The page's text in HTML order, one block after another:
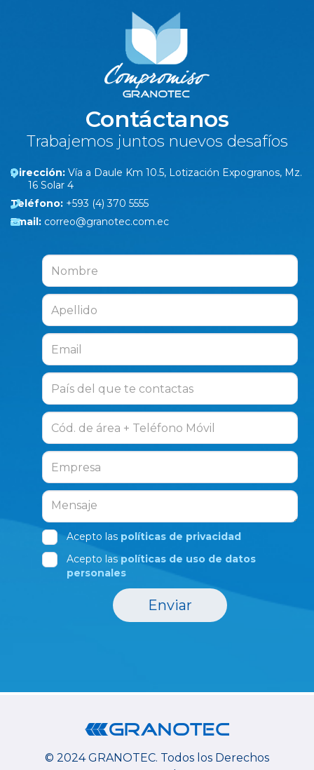
Contáctanos
Trabajemos juntos nuevos desafíos
Dirección: Vía a Daule Km 10.5, Lotización Expogranos, Mz.
16 Solar 4
Teléfono: +593 (4) 370 5555
Email: correo@granotec.com.ec
Acepto las políticas de privacidad
Acepto las políticas de uso de datos
personales
Enviar
© 2024 GRANOTEC. Todos los Derechos